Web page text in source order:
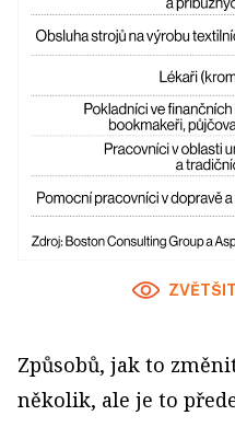
Způsobů, jak to
několik, ale je to